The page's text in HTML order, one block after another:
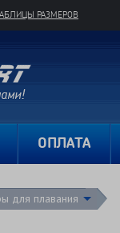
РАЗМЕРОВ
ОПЛАТА
для плавания